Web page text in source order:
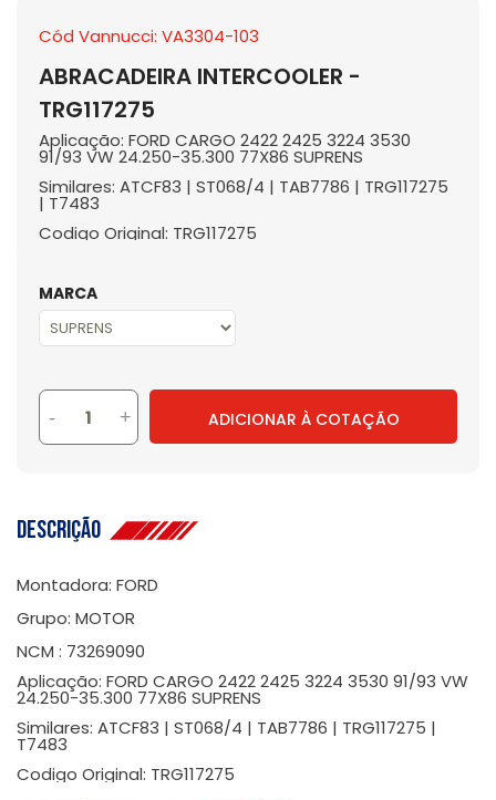
Cód Vannucci: VA3304-103
ABRACADEIRA INTERCOOLER -
TRG117275
Aplicação: FORD CARGO 2422 2425 3224 3530
91/93 VW 24.250-35.300 77X86 SUPRENS
Similares: ATCF83 | ST068/4 | TAB7786 | TRG117275
| T7483
Codigo Original: TRG117275
MARCA
- + ADICIONAR À COTAÇÃO
Descrição
Montadora: FORD
Grupo: MOTOR
NCM : 73269090
Aplicação: FORD CARGO 2422 2425 3224 3530 91/93 VW
24.250-35.300 77X86 SUPRENS
Similares: ATCF83 | ST068/4 | TAB7786 | TRG117275 |
T7483
Codigo Original: TRG117275